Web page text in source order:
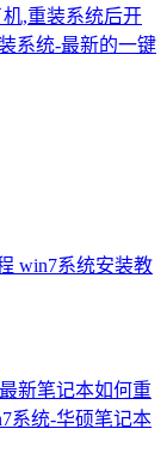
,重装系统后开
系统-最新的一键
win7系统安装教
新笔记本如何重
系统-华硕笔记本